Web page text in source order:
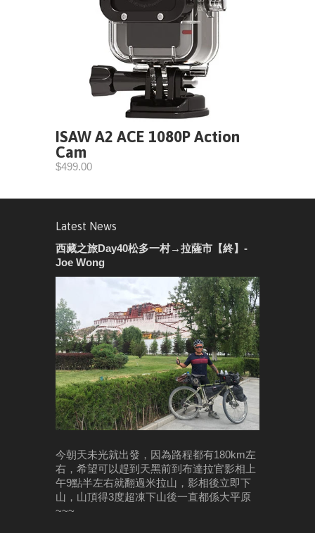
ISAW A2 ACE 1080P Action
Cam
$499.00
Latest News
西藏之旅Day40松多一村→拉薩市【終】-
Joe Wong
今朝天未光就出發，因為路程都有180km左
右，希望可以趕到天黑前到布達拉官影相 上
午9點半左右就翻過米拉山，影相後立即下
山，山頂得3度超凍下山後一直都係大平原
~~~